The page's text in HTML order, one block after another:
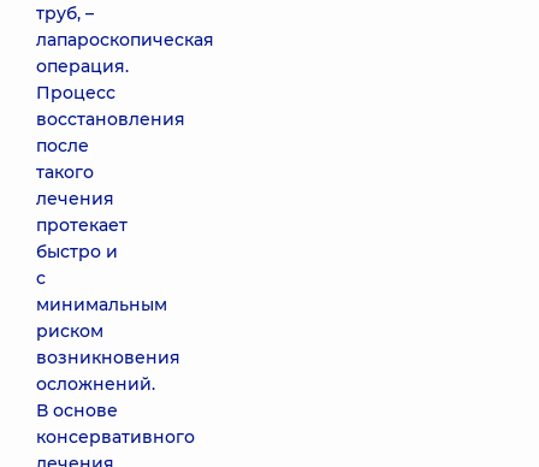
труб, –
лапароскопическая
операция.
Процесс
восстановления
после
такого
лечения
протекает
быстро и
с
минимальным
риском
возникновения
осложнений.
В основе
консервативного